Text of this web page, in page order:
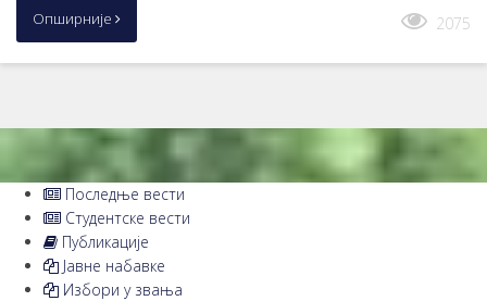
Опширније 2075
Последње вeсти
Студентске вести
Публикације
Јавне набавке
Избори у звања